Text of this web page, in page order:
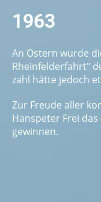
1963
An Ostern wurde
Rheinfelderfahrt"
zahl hätte jedoch
Zur Freude aller
Hanspeter Frei
gewinnen.